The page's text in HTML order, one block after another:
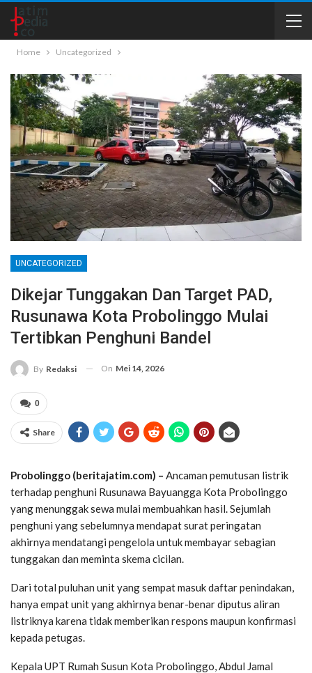
Home Uncategorized
UNCATEGORIZED
Dikejar Tunggakan Dan Target PAD,
Rusunawa Kota Probolinggo Mulai
Tertibkan Penghuni Bandel
By Redaksi On Mei 14, 2026
0
Share
Probolinggo (beritajatim.com) – Ancaman pemutusan listrik
terhadap penghuni Rusunawa Bayuangga Kota Probolinggo
yang menunggak sewa mulai membuahkan hasil. Sejumlah
penghuni yang sebelumnya mendapat surat peringatan
akhirnya mendatangi pengelola untuk membayar sebagian
tunggakan dan meminta skema cicilan.
Dari total puluhan unit yang sempat masuk daftar penindakan,
hanya empat unit yang akhirnya benar-benar diputus aliran
listriknya karena tidak memberikan respons maupun konfirmasi
kepada petugas.
Kepala UPT Rumah Susun Kota Probolinggo, Abdul Jamal